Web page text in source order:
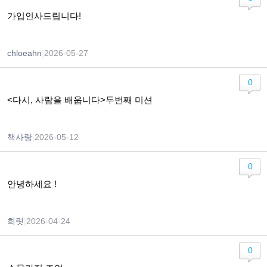
가입인사드립니다!
chloeahn 2026-05-27
<다시, 사람을 배웁니다>두번째 미션
책사랑 2026-05-12
0
안녕하세요 !
희릿 2026-04-24
0
0